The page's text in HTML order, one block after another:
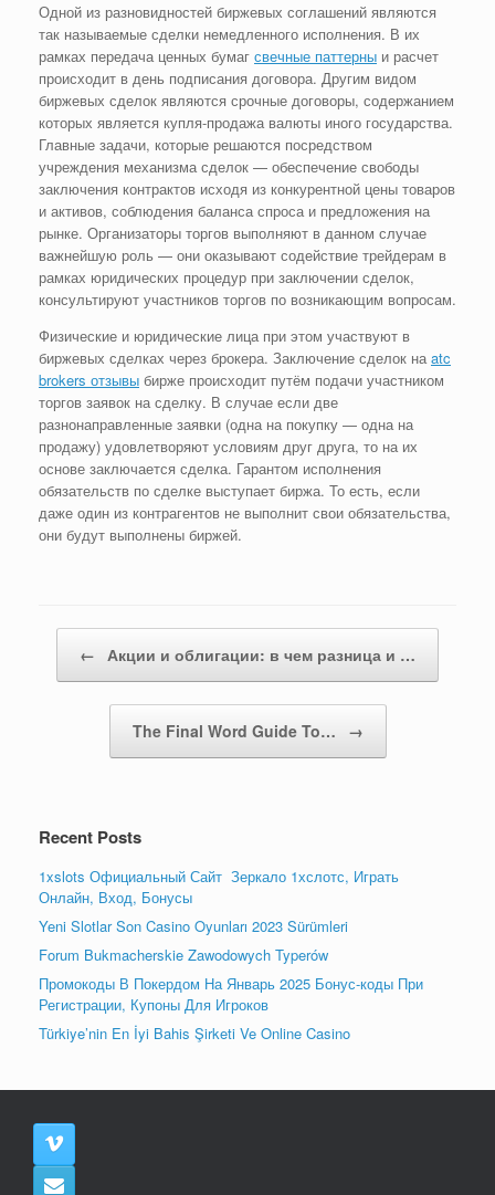
Одной из разновидностей биржевых соглашений являются
так называемые сделки немедленного исполнения. В их
рамках передача ценных бумаг свечные паттерны и расчет
происходит в день подписания договора. Другим видом
биржевых сделок являются срочные договоры, содержанием
которых является купля-продажа валюты иного государства.
Главные задачи, которые решаются посредством
учреждения механизма сделок — обеспечение свободы
заключения контрактов исходя из конкурентной цены товаров
и активов, соблюдения баланса спроса и предложения на
рынке. Организаторы торгов выполняют в данном случае
важнейшую роль — они оказывают содействие трейдерам в
рамках юридических процедур при заключении сделок,
консультируют участников торгов по возникающим вопросам.
Физические и юридические лица при этом участвуют в
биржевых сделках через брокера. Заключение сделок наatc
brokers отзывы бирже происходит путём подачи участником
торгов заявок на сделку. В случае если две
разнонаправленные заявки (одна на покупку — одна на
продажу) удовлетворяют условиям друг друга, то на их
основе заключается сделка. Гарантом исполнения
обязательств по сделке выступает биржа. То есть, если
даже один из контрагентов не выполнит свои обязательства,
они будут выполнены биржей.
← Акции и облигации: в чем разница и …
The Final Word Guide To… →
Recent Posts
1xslots Официальный Сайт ️ Зеркало 1хслотс, Играть
Онлайн, Вход, Бонусы
Yeni Slotlar Son Casino Oyunları 2023 Sürümleri
Forum Bukmacherskie Zawodowych Typerów
Промокоды В Покердом На Январь 2025 Бонус-коды При
Регистрации, Купоны Для Игроков
Türkiye’nin En İyi Bahis Şirketi Ve Online Casino